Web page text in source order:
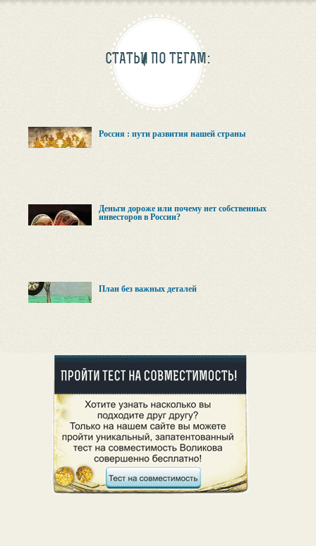
СТАТЬИ ПО ТЕГАМ:
Россия : пути развития нашей страны
Деньги дороже или почему нет собственных
инвесторов в России?
План без важных деталей